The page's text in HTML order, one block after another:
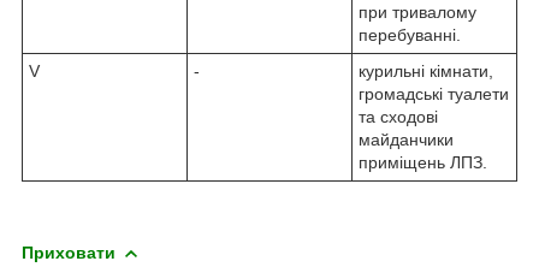
при тривалому
перебуванні.
V
-
курильні кімнати,
громадські туалети
та сходові
майданчики
приміщень ЛПЗ.
Приховати